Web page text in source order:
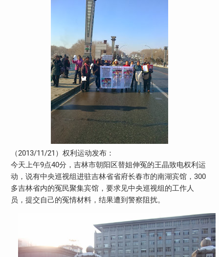
（2013/11/21 ）权利运动发布：
今天上午9点40分，吉林市朝阳区替姐伸冤的王晶致电权利运
动，说有中央巡视组进驻吉林省省府长春市的南湖宾馆， 300
多吉林省内的冤民聚集宾馆，要求见中央巡视组的工作人
员，提交自己的冤情材料，结果遭到警察阻扰。